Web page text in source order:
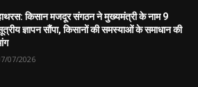
किसान मजदूर संगठन ने मुख्यमंत्री के नाम 9
ज्ञापन सौंपा, किसानों की समस्याओं के समाधान की
07/2026